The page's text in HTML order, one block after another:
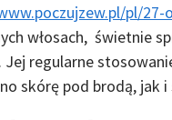
pl/27-
włosach, świetnie
Jej regularne
skórę pod brodą, jak